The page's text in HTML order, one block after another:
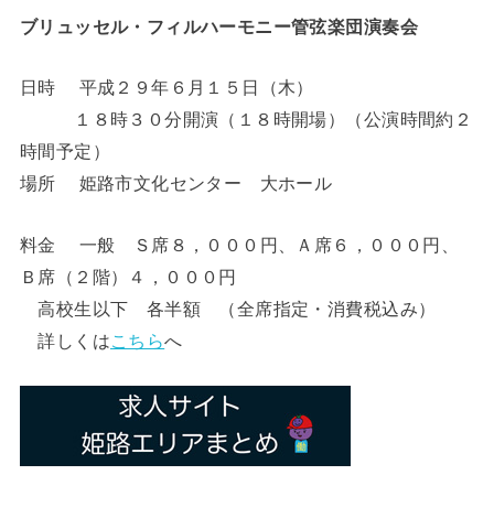
ブリュッセル・フィルハーモニー管弦楽団演奏会
日時 平成２９年６月１５日（木）
１８時３０分開演（１８時開場）（公演時間約２
時間予定）
場所 姫路市文化センター 大ホール
料金 一般 Ｓ席８，０００円、Ａ席６，０００円、
Ｂ席（２階）４，０００円
高校生以下 各半額 （全席指定・消費税込み）
詳しくはこちらへ